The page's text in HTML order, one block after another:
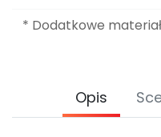
* Dodatkowe
Opis